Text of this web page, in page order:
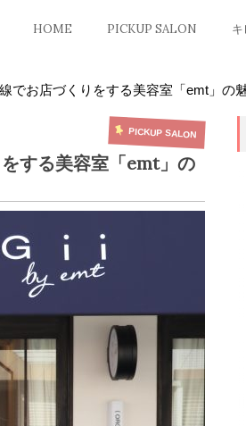
HOME PICKUP SALON
でお店づくりをする美容室「emt」の
PICKUP SALON
する美容室「emt」の